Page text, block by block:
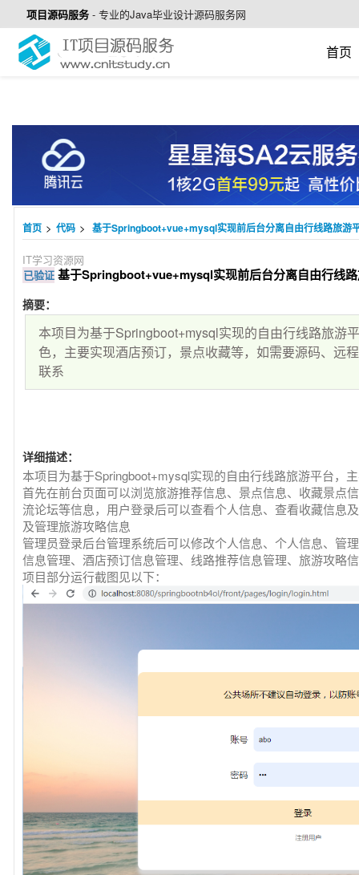
项目源码服务 - 专业的Java毕业设计源码服务网
首页
首页 > 代码 > 基于Springboot+vue+mysql实现前后台分离自由行线路旅游
IT学习资源网
已验证 基于Springboot+vue+mysql实现前后台分离自由行线
摘要：
本项目为基于Springboot+mysql实现的自由行线路旅游
色，主要实现酒店预订，景点收藏等，如需要源码、远
联系
详细描述：
本项目为基于Springboot+mysql实现的自由行线路旅游平台，
首先在前台页面可以浏览旅游推荐信息、景点信息、收藏景点
流论坛等信息，用户登录后可以查看个人信息、查看收藏信息
及管理旅游攻略信息
管理员登录后台管理系统后可以修改个人信息、个人信息、管
信息管理、酒店预订信息管理、线路推荐信息管理、旅游攻略
项目部分运行截图见以下：